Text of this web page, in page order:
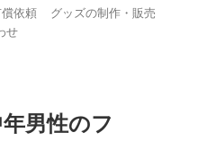
依頼
グッズの制作・販売
せ
男性のフ